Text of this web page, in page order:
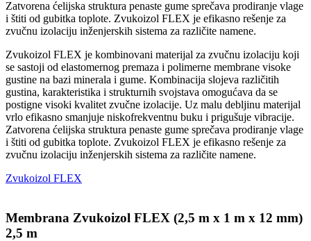
Zatvorena ćelijska struktura penaste gume sprečava prodiranje vlage
i štiti od gubitka toplote. Zvukoizol FLEX je efikasno rešenje za
zvučnu izolaciju inženjerskih sistema za različite namene.
Zvukoizol FLEX je kombinovani materijal za zvučnu izolaciju koji
se sastoji od elastomernog premaza i polimerne membrane visoke
gustine na bazi minerala i gume. Kombinacija slojeva različitih
gustina, karakteristika i strukturnih svojstava omogućava da se
postigne visoki kvalitet zvučne izolacije. Uz malu debljinu materijal
vrlo efikasno smanjuje niskofrekventnu buku i prigušuje vibracije.
Zatvorena ćelijska struktura penaste gume sprečava prodiranje vlage
i štiti od gubitka toplote. Zvukoizol FLEX je efikasno rešenje za
zvučnu izolaciju inženjerskih sistema za različite namene.
Zvukoizol FLEX
Membrana Zvukoizol FLEX (2,5 m x 1 m x 12 mm)
2,5 m